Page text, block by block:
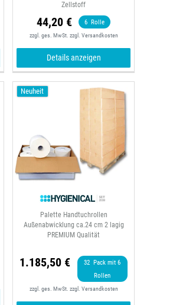
Zellstoff
44,20 € 6 Rolle
zzgl. ges. MwSt. zzgl. Versandkosten
Details anzeigen
Neuheit
Palette Handtuchrollen
Außenabwicklung ca.24 cm 2 lagig
PREMIUM Qualität
1.185,50 € 32 Pack mit 6
Rollen
zzgl. ges. MwSt. zzgl. Versandkosten